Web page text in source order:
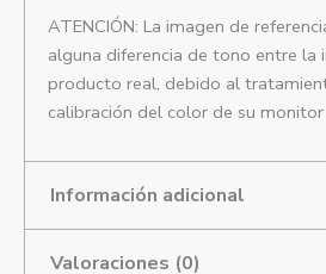
ATENCIÓN: La imagen de
alguna diferencia de tono entre la
producto real, debido al
calibración del color de su monitor
Información adicional
Valoraciones (0)